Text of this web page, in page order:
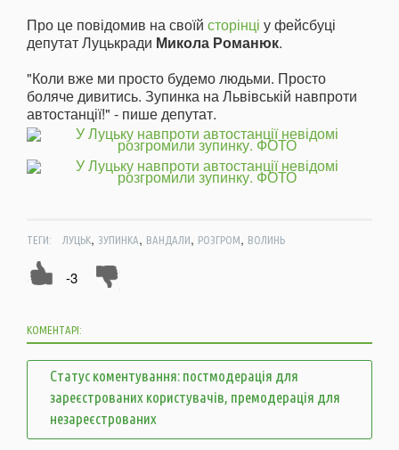
Про це повідомив на своїй сторінці у фейсбуці
депутат Луцькради Микола Романюк.
"Коли вже ми просто будемо людьми. Просто
боляче дивитись. Зупинка на Львівській навпроти
автостанції!" - пише депутат.
ТЕГИ: ЛУЦЬК, ЗУПИНКА, ВАНДАЛИ, РОЗГРОМ, ВОЛИНЬ
-3
КОМЕНТАРІ:
Статус коментування: постмодерація для
зареєстрованих користувачів, премодерація для
незареєстрованих